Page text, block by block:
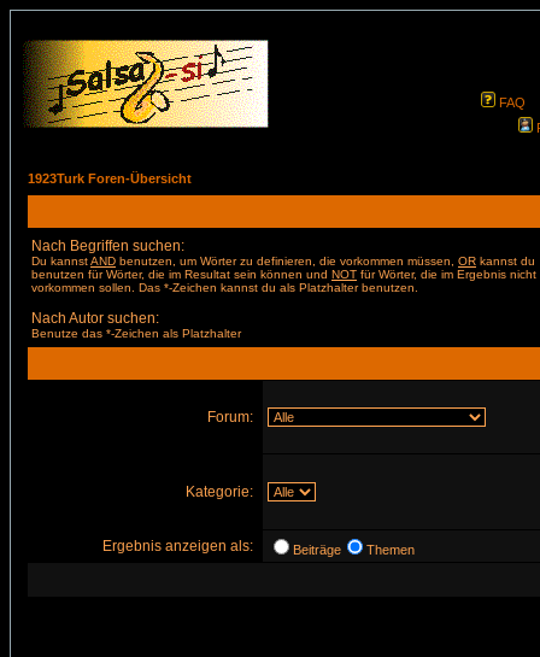
FAQ
1923Turk Foren-Übersicht
Nach Begriffen suchen:
Du kannstAND benutzen, um Wörter zu definieren, die vorkommen müssen, OR kannst du
benutzen für Wörter, die im Resultat sein können und NOT für Wörter, die im Ergebnis nicht
vorkommen sollen. Das *-Zeichen kannst du als Platzhalter benutzen.
Nach Autor suchen:
Benutze das *-Zeichen als Platzhalter
Forum:
Kategorie:
Ergebnis anzeigen als: Beiträge Themen